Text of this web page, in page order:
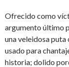
Ofrecido como
argumento último
una veleidosa puta
usado para
historia; dolido